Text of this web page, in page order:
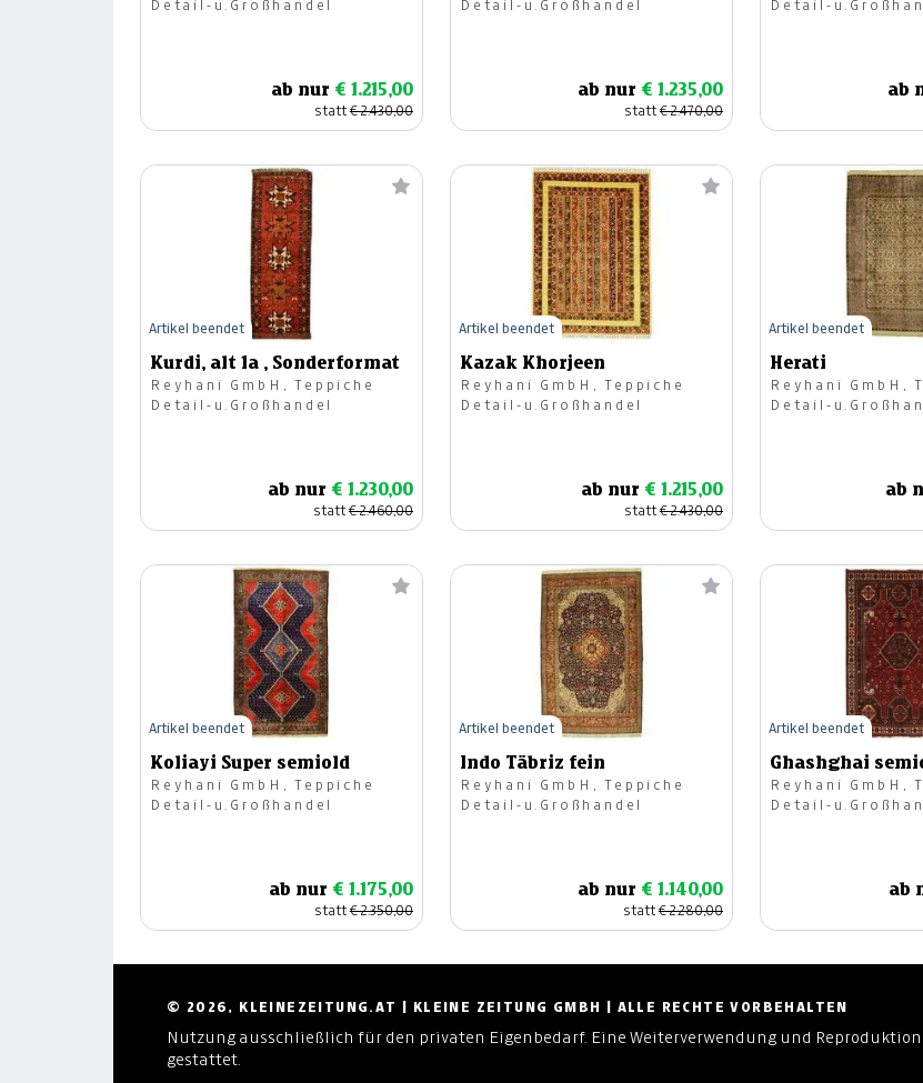
Detail-u.Großhandel
ab nur € 1.215,00
statt€ 2.430,00
Detail-u.Großhandel
ab nur € 1.235,00
statt€ 2.470,00
Detail-
ab
Kurdi, alt 1a , Sonderformat
Reyhani GmbH, Teppiche
Detail-u.Großhandel
ab nur € 1.230,00
statt€ 2.460,00
Artikel beendet
Kazak Khorjeen
Reyhani GmbH, Teppiche
Detail-u.Großhandel
ab nur € 1.215,00
statt€ 2.430,00
Artikel beendet
Herati
Reyhani GmbH,
Detail-
ab
Artikel beendet
Koliayi Super semiold
Reyhani GmbH, Teppiche
Detail-u.Großhandel
ab nur € 1.175,00
statt€ 2.350,00
Artikel beendet
Indo Täbriz fein
Reyhani GmbH, Teppiche
Detail-u.Großhandel
ab nur € 1.140,00
statt€ 2.280,00
Artikel beendet
Ghashghai
Reyhani GmbH,
Detail-
ab
Artikel beendet
© 2026, KLEINEZEITUNG.AT | KLEINE ZEITUNG GMBH | ALLE RECHTE VORBEHALTEN
Nutzung ausschließlich für den privaten Eigenbedarf. Eine Weiterverwendung und
gestattet.